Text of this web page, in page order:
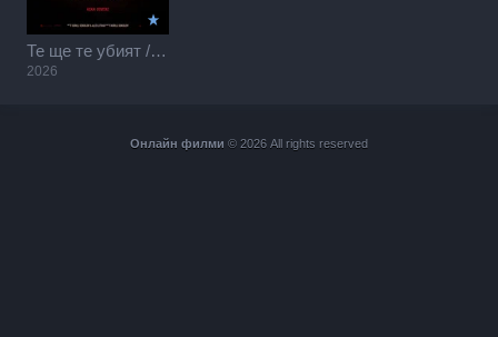
Те ще те убият / They Will Kill You (2026)
2026
Онлайн филми © 2026 All rights reserved